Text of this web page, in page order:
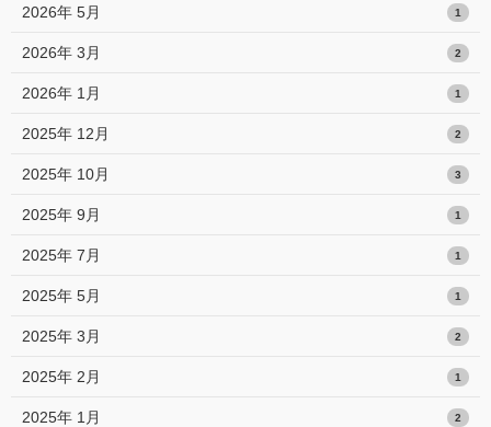
2026年 5月 1
2026年 3月 2
2026年 1月 1
2025年 12月 2
2025年 10月 3
2025年 9月 1
2025年 7月 1
2025年 5月 1
2025年 3月 2
2025年 2月 1
2025年 1月 2